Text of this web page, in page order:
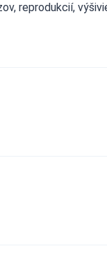
reprodukcií,